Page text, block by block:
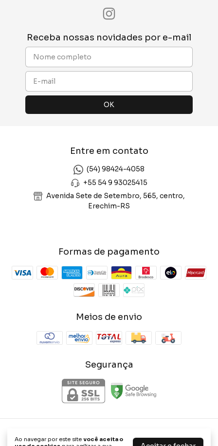
Ao navegar por este site você aceita o
Receba nossas novidades por e-mail
Entre em contato
(54) 98424-4058
+55 54 9 93025415
Avenida Sete de Setembro, 565, centro,
Erechim-RS
Formas de pagamento
Meios de envio
Segurança
Clau Perfumes